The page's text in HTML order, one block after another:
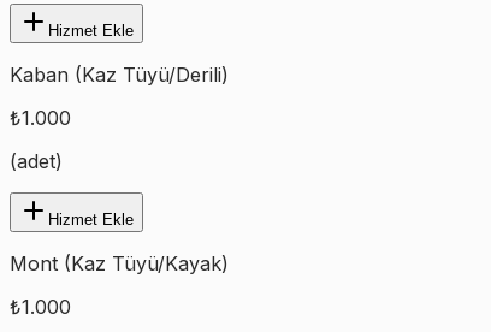
Hizmet Ekle
Kaban (Kaz Tüyü/Derili)
₺1.000
(adet)
Hizmet Ekle
Mont (Kaz Tüyü/Kayak)
₺1.000